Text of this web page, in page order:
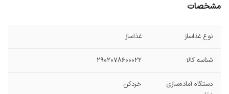
مشخصات
نوع غذاساز غذاساز
شناسه کالا ۲۹۰۲۰۷۸۶۰۰۰۲۲
دستگاه آماده‌سازی
خردکن